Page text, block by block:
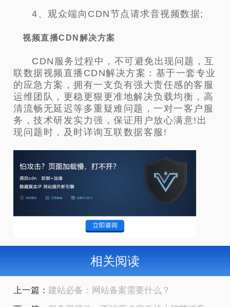
4、观众端向CDN节点请求音视频数据;
视频直播CDN解决方案
CDN服务过程中，不可避免出现问题，互
联数据视频直播CDN解决方案：基于一套专业
的应急方案，拥有一支负有强大责任感的客服
运维团队，更稳更狠更准地解决负载均衡，高
清流畅无延迟等多重疑难问题，一对一客户服
务，技术研发实力强，保证用户放心满意!出
现问题时，及时详询互联数据客服!
相关阅读
上一篇： 建站必备：网站备案需要什么？